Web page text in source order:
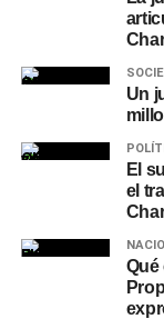
Un
El
el
Qué